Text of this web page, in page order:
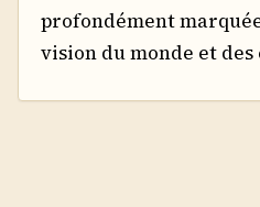
profondément
vision du monde et des